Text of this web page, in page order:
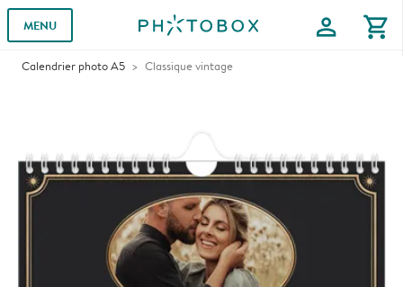
MENU profile shopping_cart
Calendrier photo A5 Classique vintage